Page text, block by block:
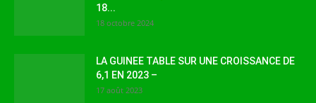
18...
18 octobre 2024
LA GUINEE TABLE SUR UNE CROISSANCE DE
6,1 EN 2023 –
17 août 2023